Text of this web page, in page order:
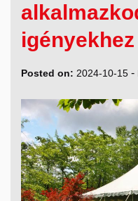
igényekhez
Posted on: 2024-10-15 -